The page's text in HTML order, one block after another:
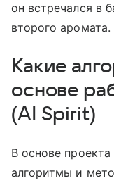
он встречался в
второго аромата.
Какие
основе
(AI Spirit)
В основе
алгоритмы и